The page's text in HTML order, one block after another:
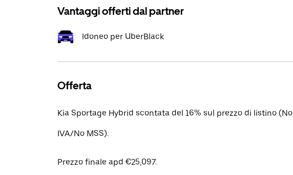
Vantaggi offerti dal partner
Idoneo per UberBlack
Offerta
Kia Sportage Hybrid scontata del 16% sul prezzo di listino (No
IVA/No MSS).
Prezzo finale apd €25,097.